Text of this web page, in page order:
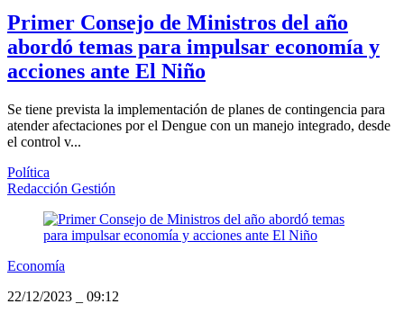
Primer Consejo de Ministros del año
abordó temas para impulsar economía y
acciones ante El Niño
Se tiene prevista la implementación de planes de contingencia para
atender afectaciones por el Dengue con un manejo integrado, desde
el control v...
Política
Redacción Gestión
Economía
22/12/2023
09:12